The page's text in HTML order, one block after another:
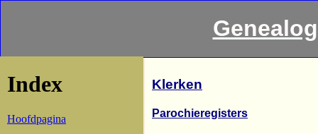
Index
Hoofdpagina
Klerken
Parochieregisters